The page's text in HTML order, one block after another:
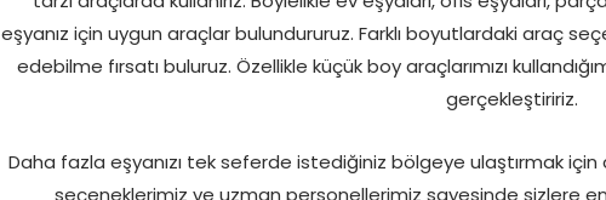
eşyanız için uygun araçlar bulundururuz. Farklı boyutlardaki araç
edebilme fırsatı buluruz. Özellikle küçük boy araçlarımızı
gerçekleştiririz.
Daha fazla eşyanızı tek seferde istediğiniz bölgeye ulaştırmak için
seçeneklerimiz ve uzman personellerimiz sayesinde sizlere en